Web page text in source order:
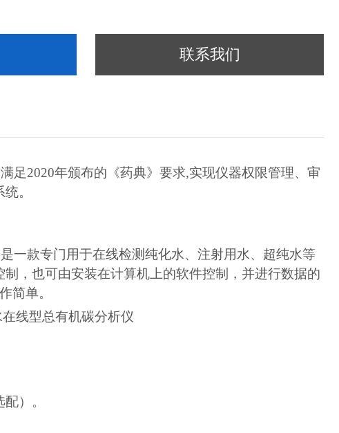
联系我们
满足2020年颁布的《药典》要求,实现仪器权限管理、审
。
是一款专门用于在线检测纯化水、注射用水、超纯水等
，也可由安装在计算机上的软件控制，并进行数据的
简单。
配） 。